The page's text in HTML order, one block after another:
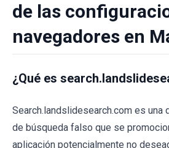
de las
navegadores en
¿Qué es
Search.landslidesearch.com es una
de búsqueda falso que se
aplicación potencialmente no